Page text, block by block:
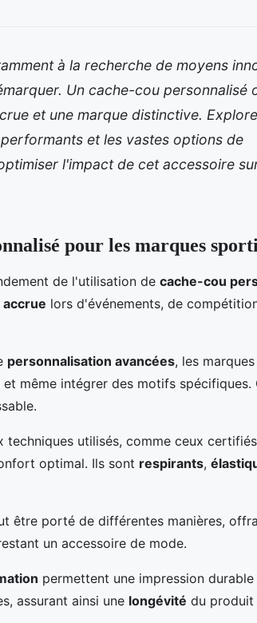
à la recherche de moyens
Un cache-cou personnalisé
et une marque distinctive.
et les vastes options de
l'impact de cet accessoire
pour les marques
de l'utilisation de cache-cou
lors d'événements, de
personnalisation avancées, les
même intégrer des motifs spécifiques.
techniques utilisés, comme ceux
optimal. Ils sont respirants,
être porté de différentes manières,
un accessoire de mode.
permettent une impression
assurant ainsi une longévité du produit